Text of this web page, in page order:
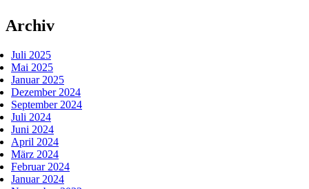
Archiv
Juli 2025
Mai 2025
Januar 2025
Dezember 2024
September 2024
Juli 2024
Juni 2024
April 2024
März 2024
Februar 2024
Januar 2024